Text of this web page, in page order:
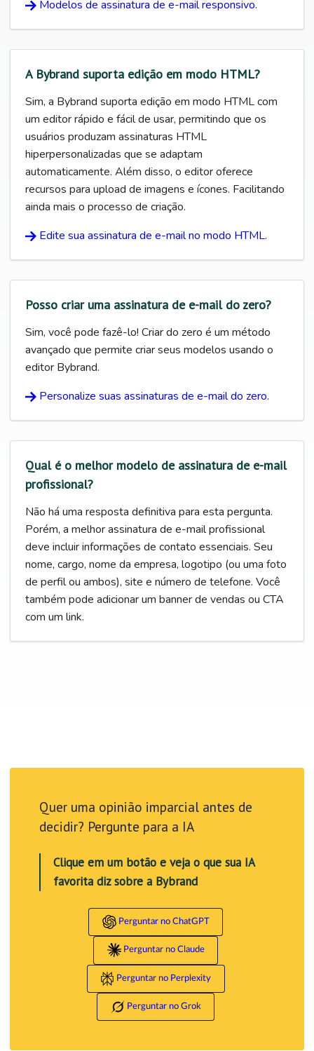
Modelos de assinatura de e-mail responsivo.
A Bybrand suporta edição em modo HTML?
Sim, a Bybrand suporta edição em modo HTML com
um editor rápido e fácil de usar, permitindo que os
usuários produzam assinaturas HTML
hiperpersonalizadas que se adaptam
automaticamente. Além disso, o editor oferece
recursos para upload de imagens e ícones. Facilitando
ainda mais o processo de criação.
Edite sua assinatura de e-mail no modo HTML.
Posso criar uma assinatura de e-mail do zero?
Sim, você pode fazê-lo! Criar do zero é um método
avançado que permite criar seus modelos usando o
editor Bybrand.
Personalize suas assinaturas de e-mail do zero.
Qual é o melhor modelo de assinatura de e-mail
profissional?
Não há uma resposta definitiva para esta pergunta.
Porém, a melhor assinatura de e-mail profissional
deve incluir informações de contato essenciais. Seu
nome, cargo, nome da empresa, logotipo (ou uma foto
de perfil ou ambos), site e número de telefone. Você
também pode adicionar um banner de vendas ou CTA
com um link.
Quer uma opinião imparcial antes de
decidir? Pergunte para a IA
Clique em um botão e veja o que sua IA
favorita diz sobre a Bybrand
Perguntar no ChatGPT
Perguntar no Claude
Perguntar no Perplexity
Perguntar no Grok